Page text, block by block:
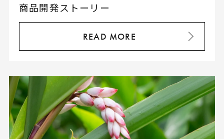
商品開発ストーリー
READ MORE